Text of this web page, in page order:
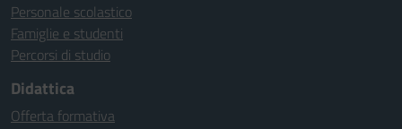
Personale scolastico
Famiglie e studenti
Percorsi di studio
Didattica
Offerta formativa